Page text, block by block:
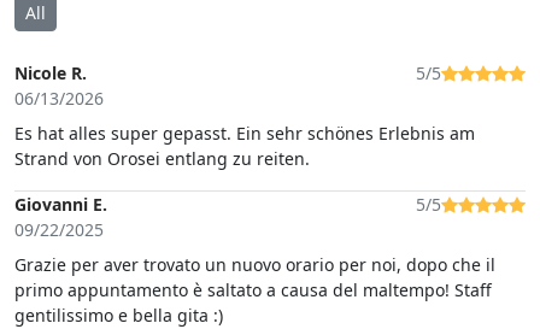
All
Nicole R.
06/13/2026
5/5
Es hat alles super gepasst. Ein sehr schönes Erlebnis am
Strand von Orosei entlang zu reiten.
Giovanni E.
09/22/2025
5/5
Grazie per aver trovato un nuovo orario per noi, dopo che il
primo appuntamento è saltato a causa del maltempo! Staff
gentilissimo e bella gita :)